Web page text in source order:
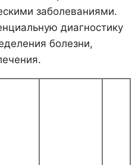
заболеваниями.
диагностику
болезни,